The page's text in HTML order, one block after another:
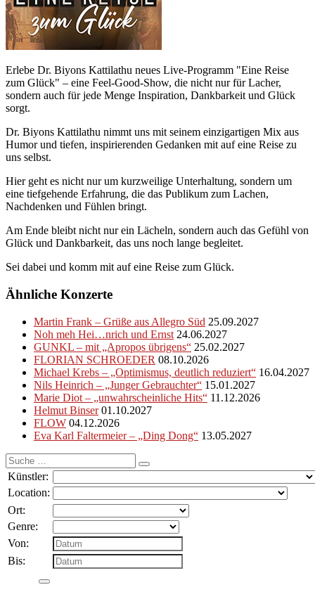
Erlebe Dr. Biyons Kattilathu neues Live-Programm "Eine Reise
zum Glück" – eine Feel-Good-Show, die nicht nur für Lacher,
sondern auch für jede Menge Inspiration, Dankbarkeit und Glück
sorgt.
Dr. Biyons Kattilathu nimmt uns mit seinem einzigartigen Mix aus
Humor und tiefen, inspirierenden Gedanken mit auf eine Reise zu
uns selbst.
Hier geht es nicht nur um kurzweilige Unterhaltung, sondern um
eine tiefgehende Erfahrung, die das Publikum zum Lachen,
Nachdenken und Fühlen bringt.
Am Ende bleibt nicht nur ein Lächeln, sondern auch das Gefühl von
Glück und Dankbarkeit, das uns noch lange begleitet.
Sei dabei und komm mit auf eine Reise zum Glück.
Ähnliche Konzerte
Martin Frank – Grüße aus Allegro Süd 25.09.2027
Noh meh Hei…nrich und Ernst 24.06.2027
GUNKL – mit „Apropos übrigens“ 25.02.2027
FLORIAN SCHROEDER 08.10.2026
Michael Krebs – „Optimismus, deutlich reduziert“ 16.04.2027
Nils Heinrich – „Junger Gebrauchter“ 15.01.2027
Marie Diot – „unwahrscheinliche Hits“ 11.12.2026
Helmut Binser 01.10.2027
FLOW 04.12.2026
Eva Karl Faltermeier – „Ding Dong“ 13.05.2027
Suche
nach:
Künstler:
Location:
Ort:
Genre:
Von:
Bis: